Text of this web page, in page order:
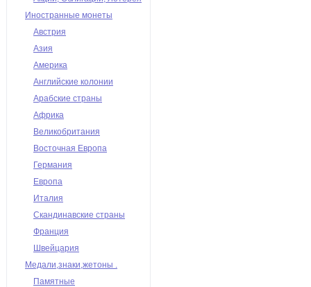
Иностранные монеты
Австрия
Азия
Америка
Английские колонии
Арабские страны
Африка
Великобритания
Восточная Европа
Германия
Европа
Италия
Скандинавские страны
Франция
Швейцария
Медали,знаки,жетоны .
Памятные